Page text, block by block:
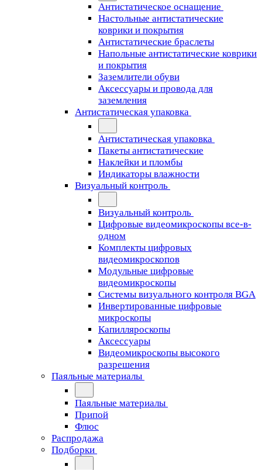
Антистатическое оснащение
Настольные антистатические
коврики и покрытия
Антистатические браслеты
Напольные антистатические коврики
и покрытия
Заземлители обуви
Аксессуары и провода для
заземления
Антистатическая упаковка
Антистатическая упаковка
Пакеты антистатические
Наклейки и пломбы
Индикаторы влажности
Визуальный контроль
Визуальный контроль
Цифровые видеомикроскопы все-в-
одном
Комплекты цифровых
видеомикроскопов
Модульные цифровые
видеомикроскопы
Cистемы визуального контроля BGA
Инвертированные цифровые
микроскопы
Капилляроскопы
Аксессуары
Видеомикроскопы высокого
разрешения
Паяльные материалы
Паяльные материалы
Припой
Флюс
Распродажа
Подборки